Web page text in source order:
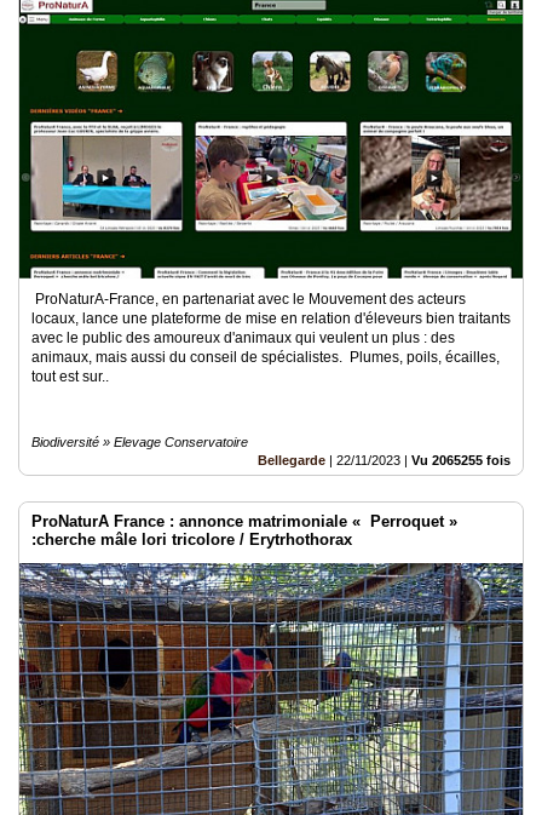
ProNaturA-France, en partenariat avec le Mouvement des acteurs
locaux, lance une plateforme de mise en relation d'éleveurs bien traitants
avec le public des amoureux d'animaux qui veulent un plus : des
animaux, mais aussi du conseil de spécialistes. Plumes, poils, écailles,
tout est sur..
Biodiversité » Elevage Conservatoire
Bellegarde | 22/11/2023 | Vu 2065255 fois
ProNaturA France : annonce matrimoniale « Perroquet »
:cherche mâle lori tricolore / Erytrhothorax